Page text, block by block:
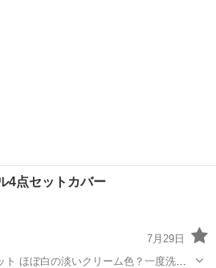
4点セットカバー
7月29日
ほぼ白の淡いクリーム色？一度洗濯